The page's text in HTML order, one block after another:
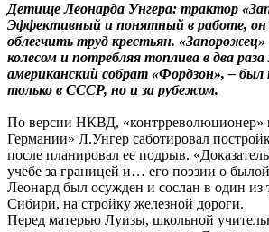
Детище Леонарда Унгера: трактор
Эффективный и понятный в работе, он
облегчить труд крестьян.
колесом и потребляя топлива в два
американский собрат «Фордзон», – был
только в СССР, но и за рубежом.
По версии НКВД, «контрреволюционер»
Германии» Л.Унгер cаботировал
после планировал ее подрыв.
учебе за границей и… его поэзии о
Леонард был осужден и сослан в один из
Сибири, на стройку железной дороги.
Перед матерью Луизы, школьной